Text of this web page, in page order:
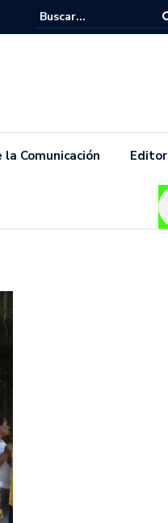
Movimiento feminista se
Salvador.
Comunicación